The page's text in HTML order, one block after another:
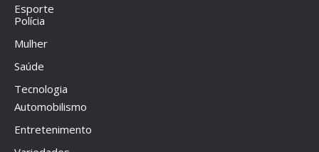
Esporte
Polícia
Mulher
Saúde
Tecnologia
Automobilismo
Entretenimento